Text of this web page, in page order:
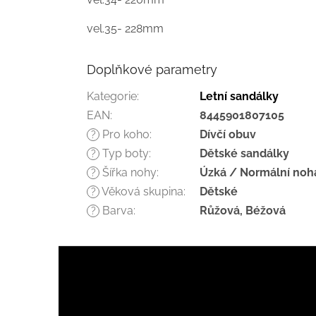
vel.35- 228mm
Doplňkové parametry
Kategorie:
Letní sandálky
EAN: 8445901807105
? Pro koho: Dívčí obuv
? Typ boty: Dětské sandálky
? Šířka nohy: Úzká / Normální
? Věková skupina: Dětské
? Barva: Růžová, Béžová